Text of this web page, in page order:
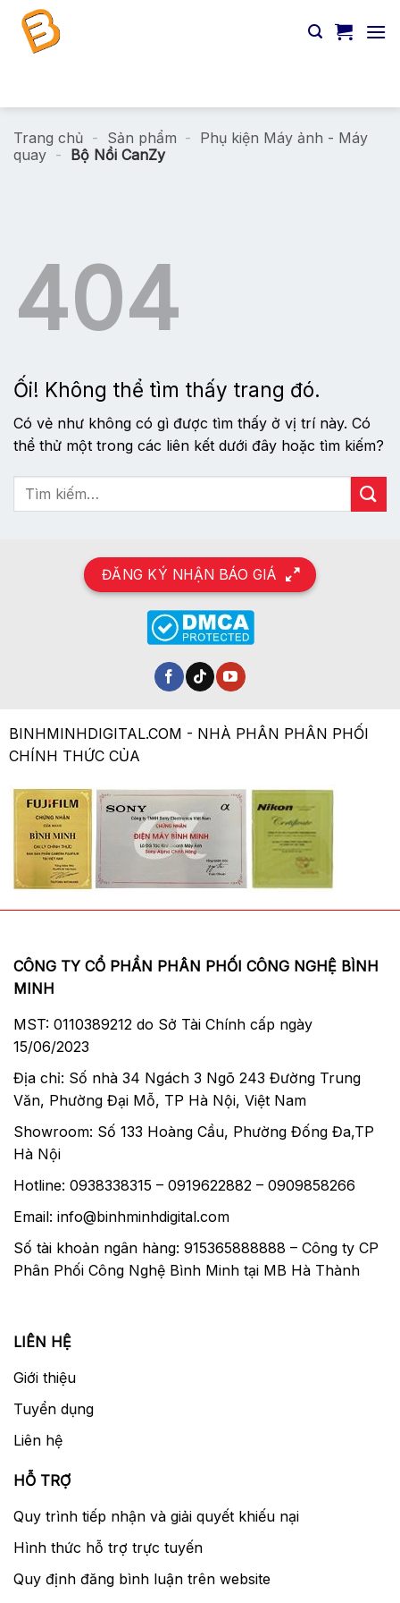
Chuyển
đến
Trang chủ - Sản phẩm - Phụ kiện Máy ảnh - Máy
quay - Bộ Nồi CanZy
404
Ối! Không thể tìm thấy trang đó.
Có vẻ như không có gì được tìm thấy ở vị trí này. Có
thể thử một trong các liên kết dưới đây hoặc tìm kiếm?
ĐĂNG KÝ NHẬN BÁO GIÁ
BINHMINHDIGITAL.COM - NHÀ PHÂN PHÂN PHỐI
CHÍNH THỨC CỦA
CÔNG TY CỔ PHẦN PHÂN PHỐI CÔNG NGHỆ BÌNH
MINH
MST: 0110389212 do Sở Tài Chính cấp ngày
15/06/2023
Địa chỉ: Số nhà 34 Ngách 3 Ngõ 243 Đường Trung
Văn, Phường Đại Mỗ, TP Hà Nội, Việt Nam
Showroom: Số 133 Hoàng Cầu, Phường Đống Đa,TP
Hà Nội
Hotline: 0938338315 – 0919622882 – 0909858266
Email: info@binhminhdigital.com
Số tài khoản ngân hàng: 915365888888 – Công ty CP
Phân Phối Công Nghệ Bình Minh tại MB Hà Thành
LIÊN HỆ
Giới thiệu
Tuyển dụng
Liên hệ
HỖ TRỢ
Quy trình tiếp nhận và giải quyết khiếu nại
Hình thức hỗ trợ trực tuyến
Quy định đăng bình luận trên website